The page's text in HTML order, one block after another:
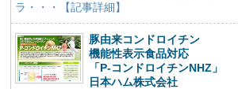
ラ・・・【記事詳細】
豚由来コンドロイチン
機能性表示食品対応
「P-コンドロイチンNHZ」
日本ハム株式会社